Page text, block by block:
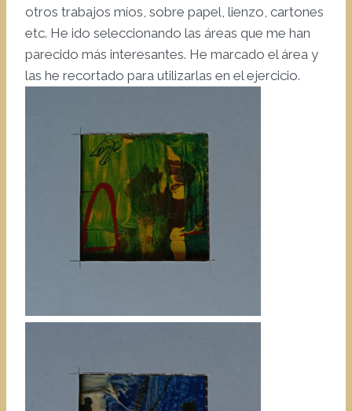
otros trabajos míos, sobre papel, lienzo, cartones
etc. He ido seleccionando las áreas que me han
parecido más interesantes. He marcado el área y
las he recortado para utilizarlas en el ejercicio.